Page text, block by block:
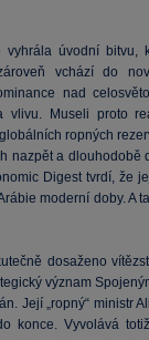
vyhrála úvodní
vchází do
nad
vlivu. Museli proto
ropných
nazpět a dlouhodobě
Digest tvrdí, že
moderní doby. A
dosaženo
význam
Její „ropný“ ministr
konce. Vyvolává